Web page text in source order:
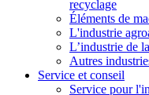
recyclage
Éléments de
L'industrie
L’industrie de
Autres
Service et conseil
Service pour